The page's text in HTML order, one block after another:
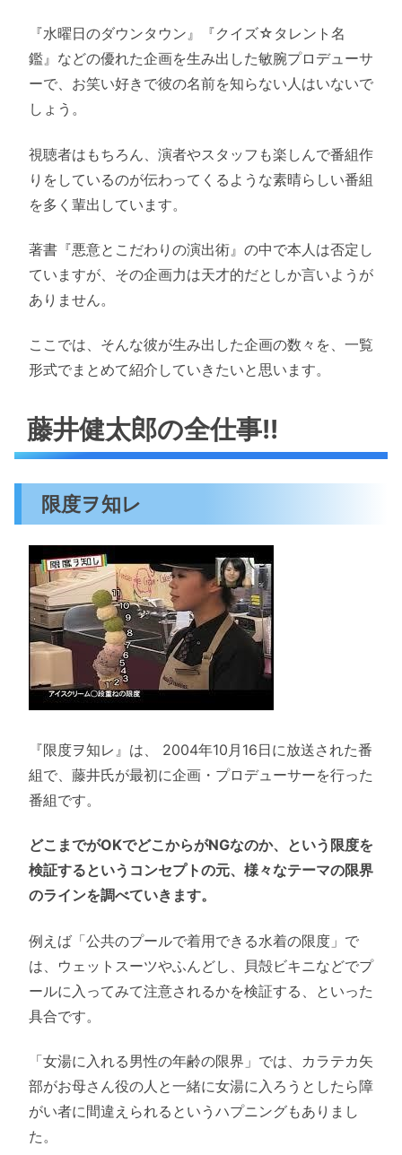
『水曜日のダウンタウン』『クイズ☆タレント名
鑑』などの優れた企画を生み出した敏腕プロデューサ
ーで、お笑い好きで彼の名前を知らない人はいないで
しょう。
視聴者はもちろん、演者やスタッフも楽しんで番組作
りをしているのが伝わってくるような素晴らしい番組
を多く輩出しています。
著書『悪意とこだわりの演出術』の中で本人は否定し
ていますが、その企画力は天才的だとしか言いようが
ありません。
ここでは、そんな彼が生み出した企画の数々を、一覧
形式でまとめて紹介していきたいと思います。
藤井健太郎の全仕事!!
限度ヲ知レ
『限度ヲ知レ』は、 2004年10月16日に放送された番
組で、藤井氏が最初に企画・プロデューサーを行った
番組です。
どこまでがOKでどこからがNGなのか、という限度を
検証するというコンセプトの元、様々なテーマの限界
のラインを調べていきます。
例えば「公共のプールで着用できる水着の限度」で
は、ウェットスーツやふんどし、貝殻ビキニなどでプ
ールに入ってみて注意されるかを検証する、といった
具合です。
「女湯に入れる男性の年齢の限界」では、カラテカ矢
部がお母さん役の人と一緒に女湯に入ろうとしたら障
がい者に間違えられるというハプニングもありまし
た。